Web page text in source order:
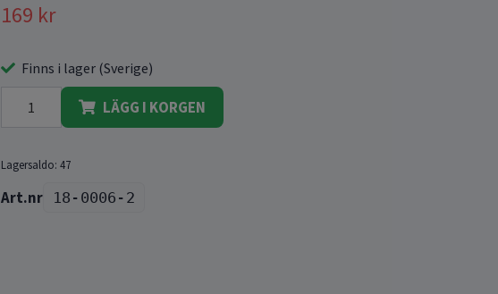
169 kr
Finns i lager (Sverige)
LÄGG I KORGEN
Lagersaldo: 47
18-0006-2